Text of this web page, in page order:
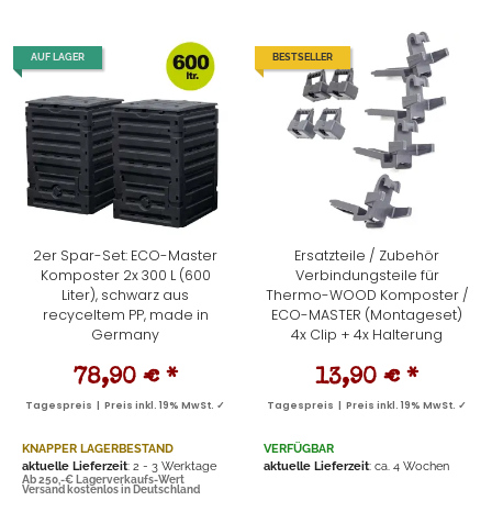
AUF LAGER
2er Spar-Set: ECO-Master
Komposter 2x 300 L (600
Liter), schwarz aus
recyceltem PP, made in
Germany
78,90 € *
Tagespreis | Preis inkl. 19% MwSt. ✓
KNAPPER LAGERBESTAND
aktuelle Lieferzeit: 2 - 3 Werktage
Ab 250,-€ Lagerverkaufs-Wert
Versand kostenlos in Deutschland
BESTSELLER
Ersatzteile / Zubehör
Verbindungsteile für
Thermo-WOOD Komposter /
ECO-MASTER (Montageset)
4x Clip + 4x Halterung
13,90 € *
Tagespreis | Preis inkl. 19% MwSt. ✓
VERFÜGBAR
aktuelle Lieferzeit: ca. 4 Wochen